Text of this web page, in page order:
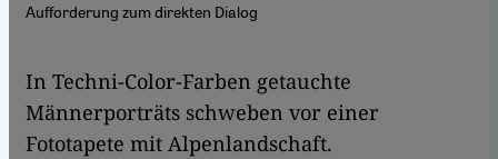
Aufforderung zum direkten Dialog
​​In Techni-Color-Farben getauchte
Männerporträts schweben vor einer
Fototapete mit Alpenlandschaft.